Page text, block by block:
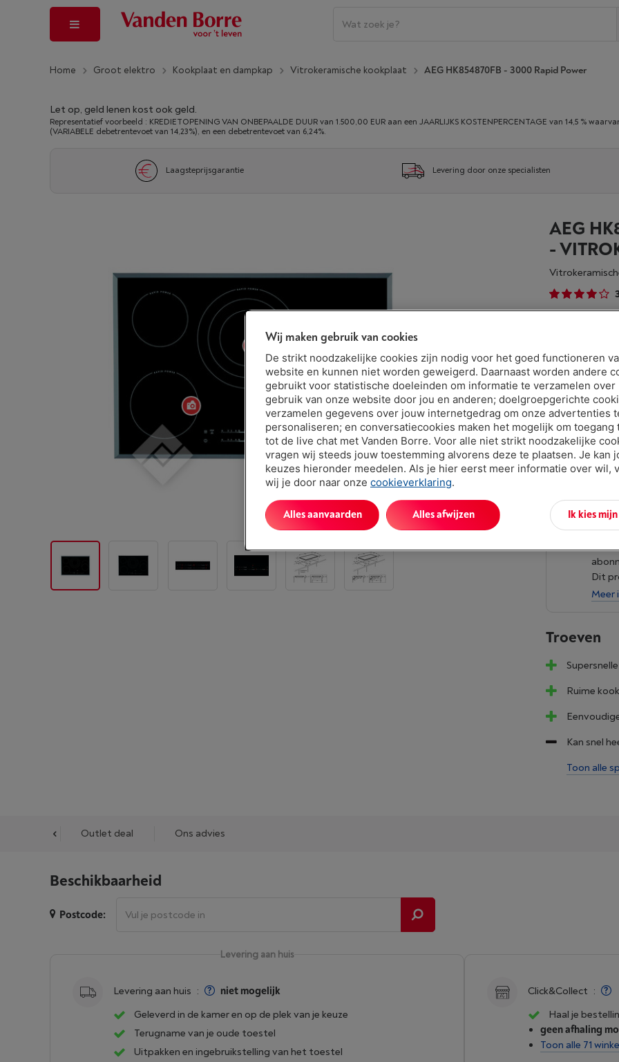
Home Groot elektro Kookplaat en dampkap Vitrokeramische kookplaat AEG HK854870FB - 3000 Rapid Power
Let op, geld lenen kost ook geld.
Representatief voorbeeld : KREDIETOPENING VAN ONBEPAALDE DUUR van 1.500,00 EUR aan een JAARLIJKS KOSTENPERCENTAGE van 14,5 %
(VARIABELE debetrentevoet van 14,23%), en een debetrentevoet van 6,24%.
Laagsteprijsgarantie Levering door onze specialisten
AEG
-
€
Of 18
Dit
Meer
Troeven
Ruime
Kan snel
Toon alle
Outlet deal Ons advies
Beschikbaarheid
Postcode:
Levering aan huis
Levering aan huis :
niet mogelijk
Geleverd in de kamer en op de plek van je keuze
Terugname van je oude toestel
Uitpakken en ingebruikstelling van het toestel
Click&Collect :
Haal je
geen afhaling
Toon alle 71
Wij maken gebruik van cookies
De strikt noodzakelijke cookies zijn nodig voor het goed functioneren
website en kunnen niet worden geweigerd. Daarnaast worden andere
gebruikt voor statistische doeleinden om informatie te verzamelen over
gebruik van onze website door jou en anderen; doelgroepgerichte
verzamelen gegevens over jouw internetgedrag om onze advertenties
personaliseren; en conversatiecookies maken het mogelijk om toegang
tot de live chat met Vanden Borre. Voor alle niet strikt noodzakelijke
vragen wij steeds jouw toestemming alvorens deze te plaatsen. Je kan
keuzes hieronder meedelen. Als je hier eerst meer informatie over wil,
wij je door naar onze cookieverklaring.
Ik kies
Alles afwijzen
Alles aanvaarden